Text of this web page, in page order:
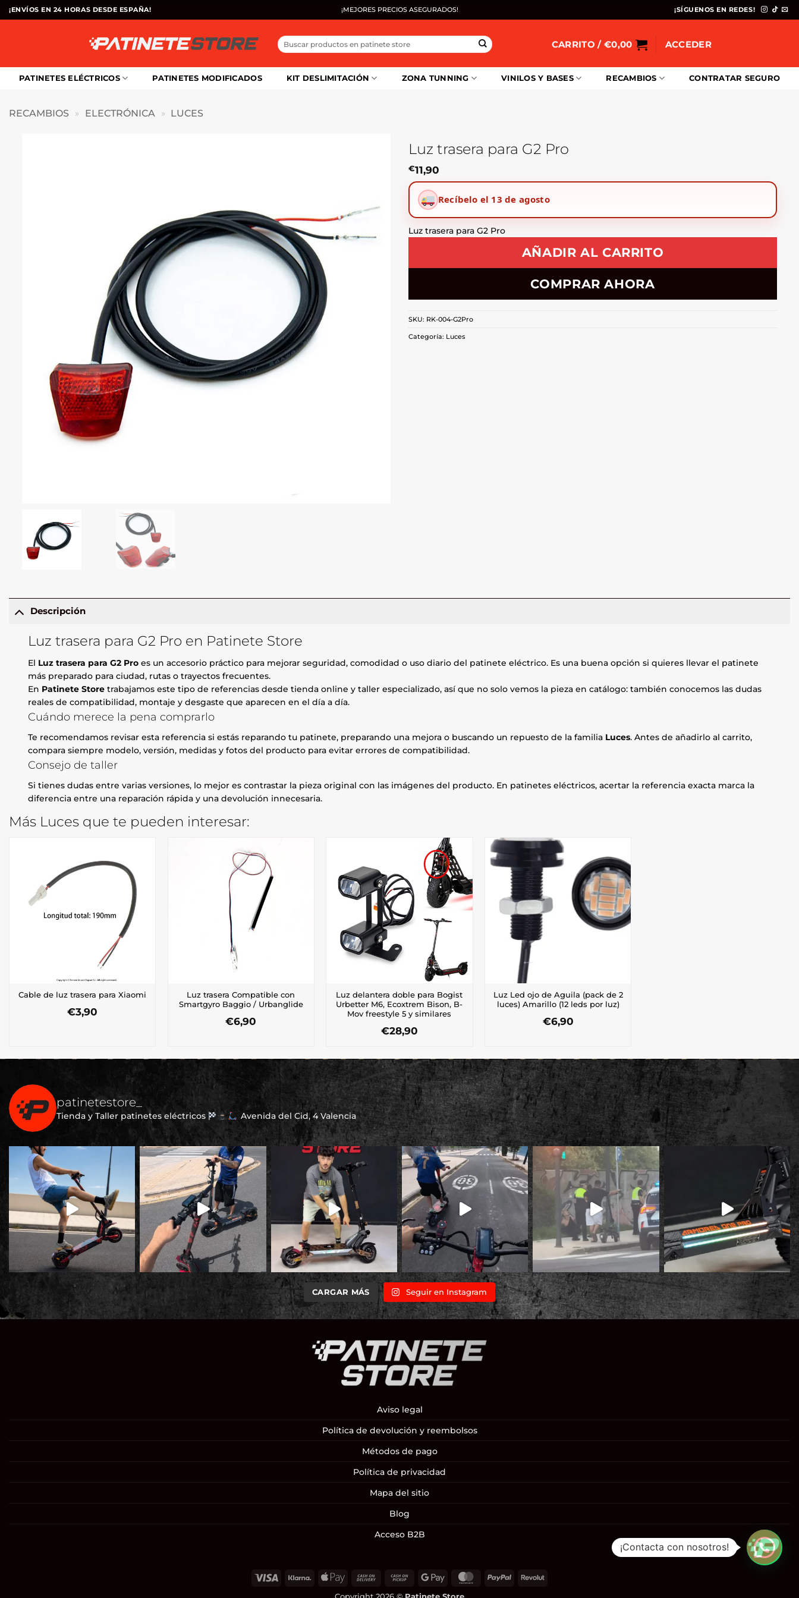
Saltar
al
¡ENVÍOS EN 24 HORAS DESDE ESPAÑA! ¡MEJORES PRECIOS ASEGURADOS! ¡SÍGUENOS EN REDES!
Buscar
por:
CARRITO / €0,00 ACCEDER
PATINETES ELÉCTRICOS PATINETES MODIFICADOS KIT DESLIMITACIÓN ZONA TUNNING VINILOS Y BASES RECAMBIOS CONTRATAR SEGURO
RECAMBIOS » ELECTRÓNICA » LUCES
Luz trasera para G2 Pro
€11,90
Recíbelo el 13 de agosto
Luz trasera para G2 Pro
AÑADIR AL CARRITO
COMPRAR AHORA
SKU: RK-004-G2Pro
Categoría: Luces
Descripción
Luz trasera para G2 Pro en Patinete Store
El Luz trasera para G2 Pro es un accesorio práctico para mejorar seguridad, comodidad o uso diario del patinete eléctrico. Es una buena opción si quieres llevar el patinete
más preparado para ciudad, rutas o trayectos frecuentes.
En Patinete Store trabajamos este tipo de referencias desde tienda online y taller especializado, así que no solo vemos la pieza en catálogo: también conocemos las dudas
reales de compatibilidad, montaje y desgaste que aparecen en el día a día.
Cuándo merece la pena comprarlo
Te recomendamos revisar esta referencia si estás reparando tu patinete, preparando una mejora o buscando un repuesto de la familia Luces. Antes de añadirlo al carrito,
compara siempre modelo, versión, medidas y fotos del producto para evitar errores de compatibilidad.
Consejo de taller
Si tienes dudas entre varias versiones, lo mejor es contrastar la pieza original con las imágenes del producto. En patinetes eléctricos, acertar la referencia exacta marca la
diferencia entre una reparación rápida y una devolución innecesaria.
Más Luces que te pueden interesar:
Cable de luz trasera para Xiaomi
€3,90
Luz trasera Compatible con
Smartgyro Baggio / Urbanglide
€6,90
Luz delantera doble para Bogist
Urbetter M6, Ecoxtrem Bison, B-
Mov freestyle 5 y similares
€28,90
Luz Led ojo de Aguila (pack de 2
luces) Amarillo (12 leds por luz)
€6,90
patinetestore_
Tienda y Taller patinetes eléctricos Avenida del Cid, 4 Valencia
CARGAR MÁS Seguir en Instagram
Aviso legal
Política de devolución y reembolsos
Métodos de pago
Política de privacidad
Mapa del sitio
Blog
Acceso B2B
Visa Klarna
Apple
Cash
Cash
Google
MasterCardPayPal Revolut
¡Contacta con nosotros!